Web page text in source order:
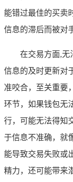
能错过最佳的买卖
信息的滞后而被对
在交易方面,无
信息的及时更新对
准咬合，至关重要
环节，如果钱包无
行，可能无法得知
于信息不准确，就
能导致交易失败或
精力，还可能带来